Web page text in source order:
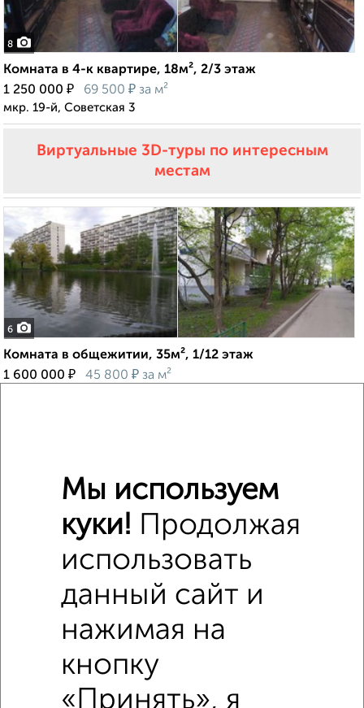
8
Комната в 4-к квартире, 18м², 2/3 этаж
1 250 000 ₽ 69 500 ₽ за м²
мкр. 19-й, Советская 3
Виртуальные 3D-туры по интересным
местам
6
Комната в общежитии, 35м², 1/12 этаж
1 600 000 ₽ 45 800 ₽ за м²
Комната в 3-к квартире, 12м², 10/12 этаж
1 850 000₽ 154 200 за м²
мкр. 10-й, Зеленоград к1007
Мы используем
куки! Продолжая
использовать
данный сайт и
нажимая на
кнопку
«Принять», я